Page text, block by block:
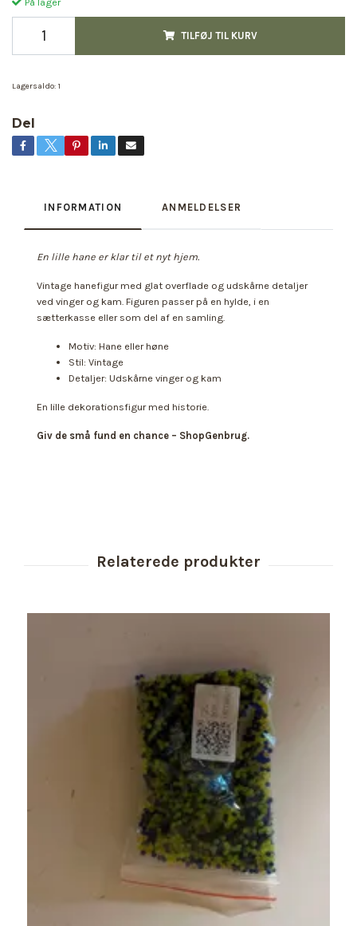
TILFØJ TIL KURV
Lagersaldo: 1
Del
INFORMATION ANMELDELSER
En lille hane er klar til et nyt hjem.
Vintage hanefigur med glat overflade og udskårne detaljer
ved vinger og kam. Figuren passer på en hylde, i en
sætterkasse eller som del af en samling.
Motiv: Hane eller høne
Stil: Vintage
Detaljer: Udskårne vinger og kam
En lille dekorationsfigur med historie.
Giv de små fund en chance – ShopGenbrug.